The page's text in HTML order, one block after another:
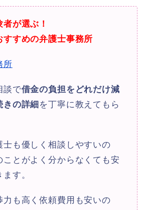
が選ぶ！
すすめの弁護士事務所
所
談で借金の負担をどれだけ減
きの詳細 を丁寧に教えてもら
士も優しく相談しやすいの
ことがよく分からなくても安
す。
力も高く依頼費用も安いの